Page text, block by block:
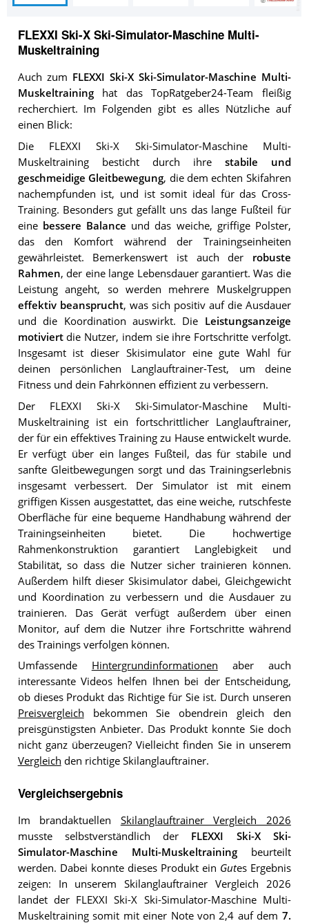
FLEXXI Ski-X Ski-Simulator-Maschine Multi-
Muskeltraining
Auch zum FLEXXI Ski-X Ski-Simulator-Maschine Multi-
Muskeltraininghat das TopRatgeber24-Team fleißig
recherchiert. Im Folgenden gibt es alles Nützliche auf
einen Blick:
Die FLEXXI Ski-X Ski-Simulator-Maschine Multi-
Muskeltraining besticht durch ihre stabile und
geschmeidige Gleitbewegung, die dem echten Skifahren
nachempfunden ist, und ist somit ideal für das Cross-
Training. Besonders gut gefällt uns das lange Fußteil für
eine bessere Balance und das weiche, griffige Polster,
das den Komfort während der Trainingseinheiten
gewährleistet. Bemerkenswert ist auch der robuste
Rahmen, der eine lange Lebensdauer garantiert. Was die
Leistung angeht, so werden mehrere Muskelgruppen
effektiv beansprucht, was sich positiv auf die Ausdauer
und die Koordination auswirkt. Die Leistungsanzeige
motiviertdie Nutzer, indem sie ihre Fortschritte verfolgt.
Insgesamt ist dieser Skisimulator eine gute Wahl für
deinen persönlichen Langlauftrainer-Test, um deine
Fitness und dein Fahrkönnen effizient zu verbessern.
Der FLEXXI Ski-X Ski-Simulator-Maschine Multi-
Muskeltraining ist ein fortschrittlicher Langlauftrainer,
der für ein effektives Training zu Hause entwickelt wurde.
Er verfügt über ein langes Fußteil, das für stabile und
sanfte Gleitbewegungen sorgt und das Trainingserlebnis
insgesamt verbessert. Der Simulator ist mit einem
griffigen Kissen ausgestattet, das eine weiche, rutschfeste
Oberfläche für eine bequeme Handhabung während der
Trainingseinheiten bietet. Die hochwertige
Rahmenkonstruktion garantiert Langlebigkeit und
Stabilität, so dass die Nutzer sicher trainieren können.
Außerdem hilft dieser Skisimulator dabei, Gleichgewicht
und Koordination zu verbessern und die Ausdauer zu
trainieren. Das Gerät verfügt außerdem über einen
Monitor, auf dem die Nutzer ihre Fortschritte während
des Trainings verfolgen können.
Umfassende Hintergrundinformationen aber auch
interessante Videos helfen Ihnen bei der Entscheidung,
ob dieses Produkt das Richtige für Sie ist. Durch unseren
Preisvergleich bekommen Sie obendrein gleich den
preisgünstigsten Anbieter. Das Produkt konnte Sie doch
nicht ganz überzeugen? Vielleicht finden Sie in unserem
Vergleich den richtige Skilanglauftrainer.
Vergleichsergebnis
Im brandaktuellen Skilanglauftrainer Vergleich 2026
musste selbstverständlich der FLEXXI Ski-X Ski-
Simulator-Maschine Multi-Muskeltrainingbeurteilt
werden. Dabei konnte dieses Produkt ein Gutes Ergebnis
zeigen: In unserem Skilanglauftrainer Vergleich 2026
landet der FLEXXI Ski-X Ski-Simulator-Maschine Multi-
Muskeltraining somit mit einer Note von 2,4 auf dem 7.